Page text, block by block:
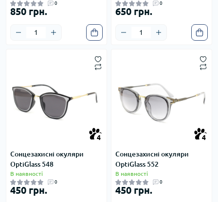
0
850 грн.
0
650 грн.
4
4
Сонцезахисні окуляри
OptiGlass 548
В наявності
0
450 грн.
4
4
Сонцезахисні окуляри
OptiGlass 552
В наявності
0
450 грн.